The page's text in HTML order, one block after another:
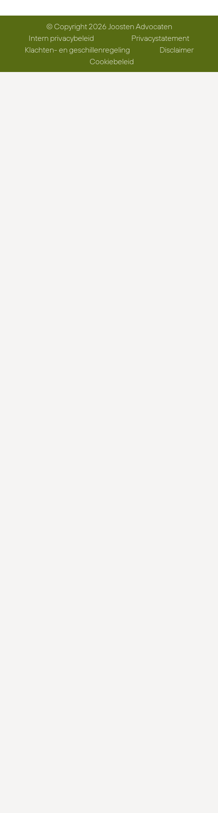
© Copyright 2026 Joosten Advocaten
Intern privacybeleid
Privacystatement
Klachten- en geschillenregeling
Disclaimer
Cookiebeleid